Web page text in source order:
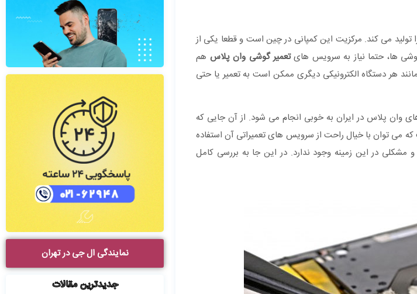
تولید می کند. مرکزیت این کمپانی در چین است و قطعا یکی از
گوشی ها، حتما نیاز به سرویس هایتعمیر گوشی وان پلاس هم
هر دستگاه الکترونیکی دیگری ممکن است به تعمیر یا حتی
وان پلاس در ایران به خوبی انجام می شود. از آن جایی که
می توان با خیال راحت از سرویس های تعمیراتی آن استفاده
در این زمینه وجود ندارد. در این جا به بررسی کامل
نمایندگی ال جی در تهران
جدیدترین مقالات